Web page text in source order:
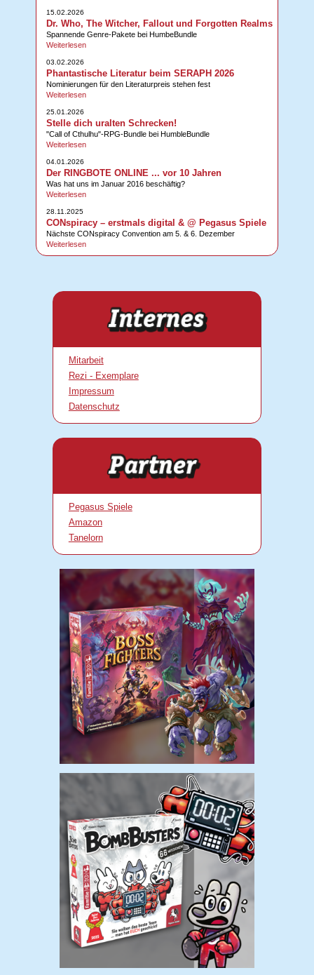
15.02.2026
Dr. Who, The Witcher, Fallout und Forgotten Realms
Spannende Genre-Pakete bei HumbeBundle
Weiterlesen
03.02.2026
Phantastische Literatur beim SERAPH 2026
Nominierungen für den Literaturpreis stehen fest
Weiterlesen
25.01.2026
Stelle dich uralten Schrecken!
"Call of Cthulhu"-RPG-Bundle bei HumbleBundle
Weiterlesen
04.01.2026
Der RINGBOTE ONLINE ... vor 10 Jahren
Was hat uns im Januar 2016 beschäftig?
Weiterlesen
28.11.2025
CONspiracy – erstmals digital & @ Pegasus Spiele
Nächste CONspiracy Convention am 5. & 6. Dezember
Weiterlesen
Mitarbeit
Rezi - Exemplare
Impressum
Datenschutz
Pegasus Spiele
Amazon
Tanelorn